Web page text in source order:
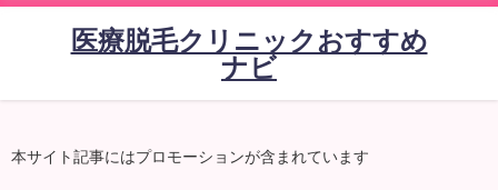
医療脱毛クリニックおすすめ
ナビ
本サイト記事にはプロモーションが含まれています